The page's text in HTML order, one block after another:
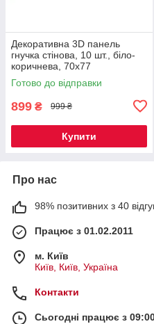
Декоративна 3D панель
гнучка стінова, 10 шт., біло-
коричнева, 70х77
Готово до відправки
899 ₴ 999 ₴
Купити
Про нас
98% позитивних з 40
Працює з 01.02.2011
м. Київ
Київ, Київ, Україна
Контакти
Сьогодні працює з